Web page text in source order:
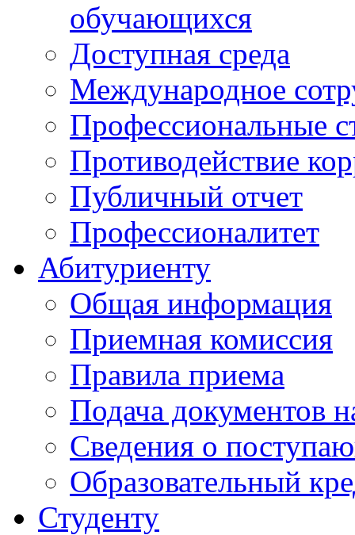
обучающихся
Доступная среда
Международное
Профессиональные
Противодействие
Публичный отчет
Профессионалитет
Абитуриенту
Общая информация
Приемная комиссия
Правила приема
Подача документов
Сведения о
Образовательный
Студенту